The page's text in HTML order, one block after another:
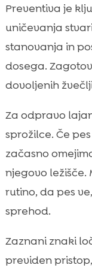
Preventiva je
uničevanja
stanovanja in
dosega.
dovoljenih
Za odpravo
sprožilce. Če
začasno
njegovo ležišče.
rutino, da pes
sprehod.
Zaznani znaki
previden